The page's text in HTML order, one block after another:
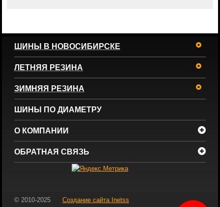
ШИНЫ В НОВОСИБИРСКЕ
ЛЕТНЯЯ РЕЗИНА
ЗИМНЯЯ РЕЗИНА
ШИНЫ ПО ДИАМЕТРУ
О КОМПАНИИ
ОБРАТНАЯ СВЯЗЬ
© 2010-2025 Создание сайта Inetss